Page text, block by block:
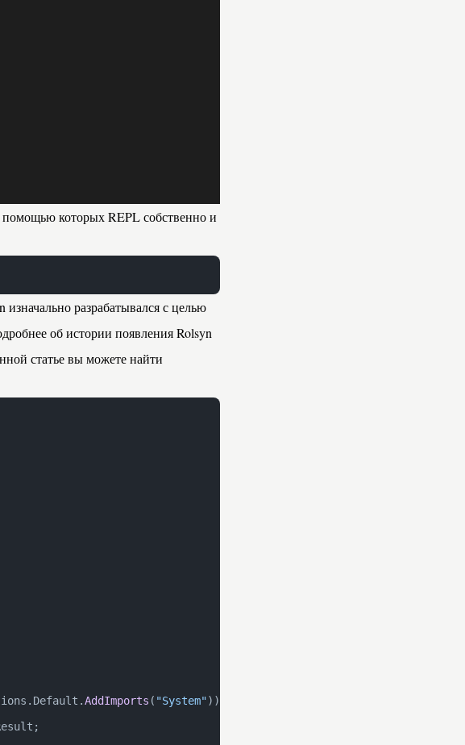
которых REPL собственно и
изначально разрабатывался с целью
об истории появления Rolsyn
статье вы можете найти
AddImports ( "System")).Result